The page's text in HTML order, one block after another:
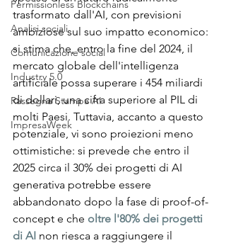
Permissionless Blockchains
Analisi sociali
Comunicazione social
Industry 5.0
Rassegna Stampa AI
ImpresaWeek
trasformato dall'AI, con previsioni
ambiziose sul suo impatto economico:
si stima che, entro la fine del 2024, il
mercato globale dell'intelligenza
artificiale possa superare i 454 miliardi
di dollari, una cifra superiore al PIL di
molti Paesi. Tuttavia, accanto a questo
potenziale, vi sono proiezioni meno
ottimistiche: si prevede che entro il
2025 circa il 30% dei progetti di AI
generativa potrebbe essere
abbandonato dopo la fase di proof-of-
concept e che oltre l'80% dei progetti
di AI non riesca a raggiungere il